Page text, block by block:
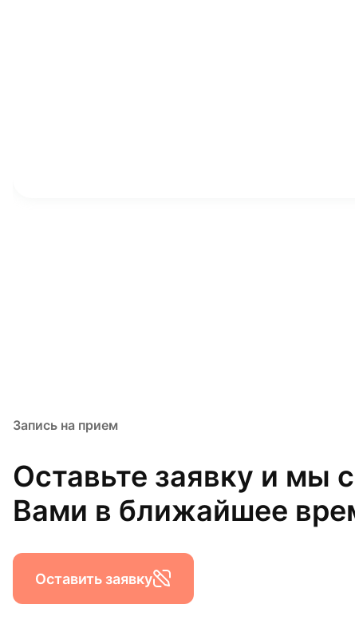
Запись на прием
Оставьте заявку и мы
Вами в ближайшее
Оставить заявку